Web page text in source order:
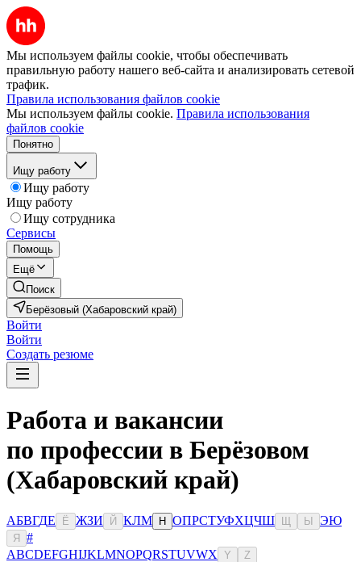
Мы используем файлы cookie, чтобы обеспечивать
правильную работу нашего веб-сайта и анализировать сетевой
трафик.
Правила использования файлов cookie
Мы используем файлы cookie. Правила использования
файлов cookie
Понятно
Ищу работу
Ищу работу
Ищу работу
Ищу сотрудника
Сервисы
Помощь
Ещё
Поиск
Берёзовый (Хабаровский край)
Войти
Войти
Создать резюме
Работа и вакансии
по профессии в Берёзовом
(Хабаровский край)
АБВГДЕ Ё ЖЗИ Й КЛМ Н ОПРСТУФХЦЧШ Ы ЭЮ
Я
#
ABCDEFGHIJKLMNOPQRSTUVWX Y Z